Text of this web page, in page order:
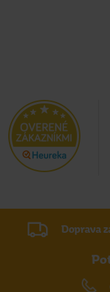
Doprava